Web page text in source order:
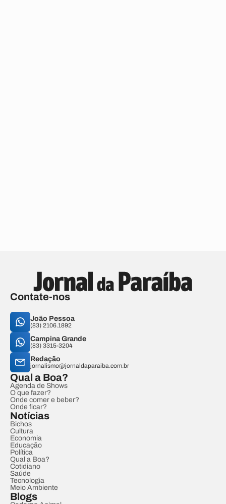
Contate-nos
João Pessoa
(83) 2106.1892
Campina Grande
(83) 3315-3204
Redação
jornalismo@jornaldaparaiba.com.br
Qual a Boa?
Agenda de Shows
O que fazer?
Onde comer e beber?
Onde ficar?
Notícias
Bichos
Cultura
Economia
Educação
Política
Qual a Boa?
Cotidiano
Saúde
Tecnologia
Meio Ambiente
Blogs